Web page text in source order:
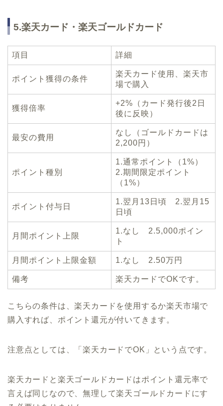
5.楽天カード・楽天ゴールドカード
項目 詳細
ポイント獲得の条件
楽天カード使用、楽天市
場で購入
獲得倍率
+2%（カード発行後2日
後に反映）
最安の費用
なし（ゴールドカードは
2,200円）
ポイント種別
1.通常ポイント（1%）
2.期間限定ポイント
（1%）
ポイント付与日
1.翌月13日頃 2.翌月15
日頃
月間ポイント上限
1.なし 2.5,000ポイン
ト
月間ポイント上限金額 1.なし 2.50万円
備考 楽天カードでOKです。
こちらの条件は、楽天カードを使用するか楽天市場で
購入すれば、ポイント還元が付いてきます。
注意点としては、「楽天カードでOK」という点です。
楽天カードと楽天ゴールドカードはポイント還元率で
言えば同じなので、無理して楽天ゴールドカードにす